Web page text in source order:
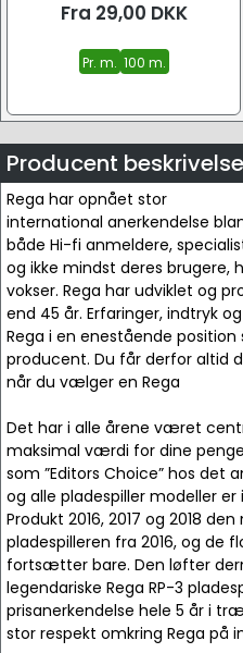
Fra 29,00 DKK
Pr. m. 100 m.
Producent
Rega har opnået stor
international anerkendelse
både Hi-fi anmeldere,
og ikke mindst deres brugere,
vokser. Rega har udviklet og
end 45 år. Erfaringer, indtryk
Rega i en enestående
producent. Du får derfor altid
når du vælger en Rega
Det har i alle årene været
maksimal værdi for dine
som ”Editors Choice” hos det
og alle pladespiller modeller er
Produkt 2016, 2017 og 2018
pladespilleren fra 2016, og de
fortsætter bare. Den løfter
legendariske Rega RP-3
prisanerkendelse hele 5 år i
stor respekt omkring Rega på